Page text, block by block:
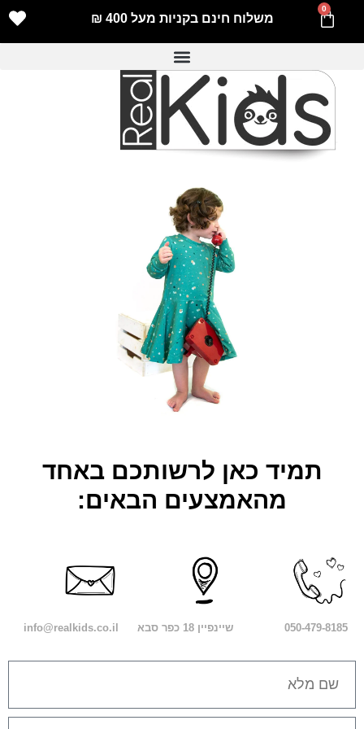
0
משלוח חינם בקניות מעל 400 ₪
תמיד כאן לרשותכם באחד
מהאמצעים הבאים:
050-479-8185⁩ שיינפיין 18 כפר סבא info@realkids.co.il